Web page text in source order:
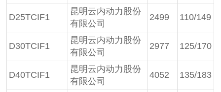
D25TCIF1
昆明云内动力股份
有限公司
2499 110/149
D30TCIF1
昆明云内动力股份
有限公司
2977 125/170
D40TCIF1
昆明云内动力股份
有限公司
4052 135/183